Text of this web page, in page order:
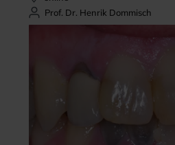
Prof. Dr. Henrik Dommisch